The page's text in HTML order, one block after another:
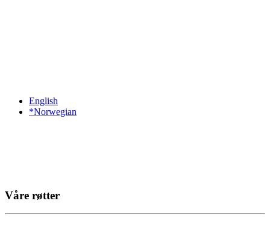
English
*Norwegian
Våre røtter